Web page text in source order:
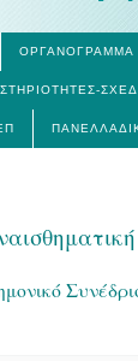
ΟΡΓΑΝΌΓΡΑΜΜΑ